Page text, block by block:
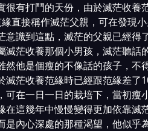
很有打鬥的天份，由於滅茫收養
直接稱作滅茫父親，可在發現
意識到這點，滅茫的父親已經得
滅茫收養那個小男孩，滅茫聽話
然他是個瘦的不像話的孩子，不
滅茫收養范緣時已經跟范緣差了
可在一日一日的栽培下，當初瘦
在這幾年中慢慢變得更加依靠滅
是內心深處的那種渴望，他似乎